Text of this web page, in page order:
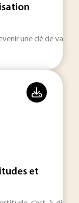
une clé de
et